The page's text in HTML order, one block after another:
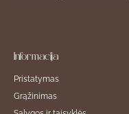
Informacija
Pristatymas
Grąžinimas